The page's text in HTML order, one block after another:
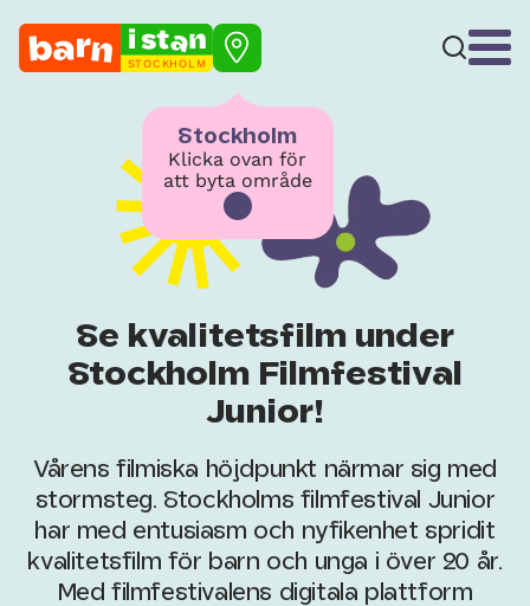
STOCKHOLM
Stockholm
Klicka ovan för
att byta område
Se kvalitetsfilm under
Stockholm Filmfestival
Junior!
Vårens filmiska höjdpunkt närmar sig med
stormsteg. Stockholms filmfestival Junior
har med entusiasm och nyfikenhet spridit
kvalitetsfilm för barn och unga i över 20 år.
Med filmfestivalens digitala plattform